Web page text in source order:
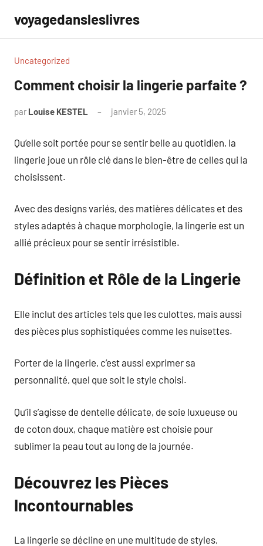
contenu
voyagedansleslivres
Uncategorized
Comment choisir la lingerie parfaite ?
par Louise KESTEL janvier 5, 2025
Qu’elle soit portée pour se sentir belle au quotidien, la
lingerie joue un rôle clé dans le bien-être de celles qui la
choisissent.
Avec des designs variés, des matières délicates et des
styles adaptés à chaque morphologie, la lingerie est un
allié précieux pour se sentir irrésistible.
Définition et Rôle de la Lingerie
Elle inclut des articles tels que les culottes, mais aussi
des pièces plus sophistiquées comme les nuisettes.
Porter de la lingerie, c’est aussi exprimer sa
personnalité, quel que soit le style choisi.
Qu’il s’agisse de dentelle délicate, de soie luxueuse ou
de coton doux, chaque matière est choisie pour
sublimer la peau tout au long de la journée.
Découvrez les Pièces
Incontournables
La lingerie se décline en une multitude de styles,